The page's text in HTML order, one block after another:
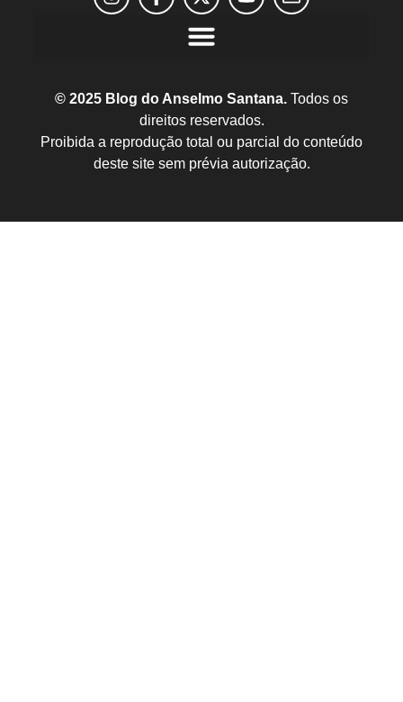
© 2025 Blog do Anselmo Santana. Todos os
direitos reservados.
Proibida a reprodução total ou parcial do conteúdo
deste site sem prévia autorização.